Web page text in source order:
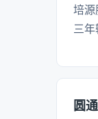
培源
三
圆